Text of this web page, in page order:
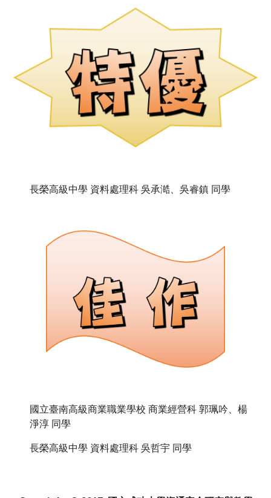
長榮高級中學 資料處理科 吳承澔、吳睿鎮 同學
國立臺南高級商業職業學校 商業經營科 郭珮吟、楊
淨淳 同學
長榮高級中學 資料處理科 吳哲宇 同學